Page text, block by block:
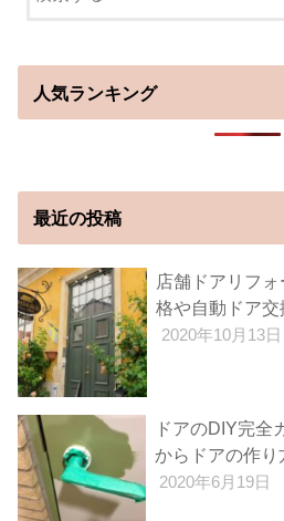
人気ランキング
最近の投稿
店舗ドアリフ
格や自動ドア
2020年10月13日
ドアのDIY完全
からドアの作り
2020年6月19日